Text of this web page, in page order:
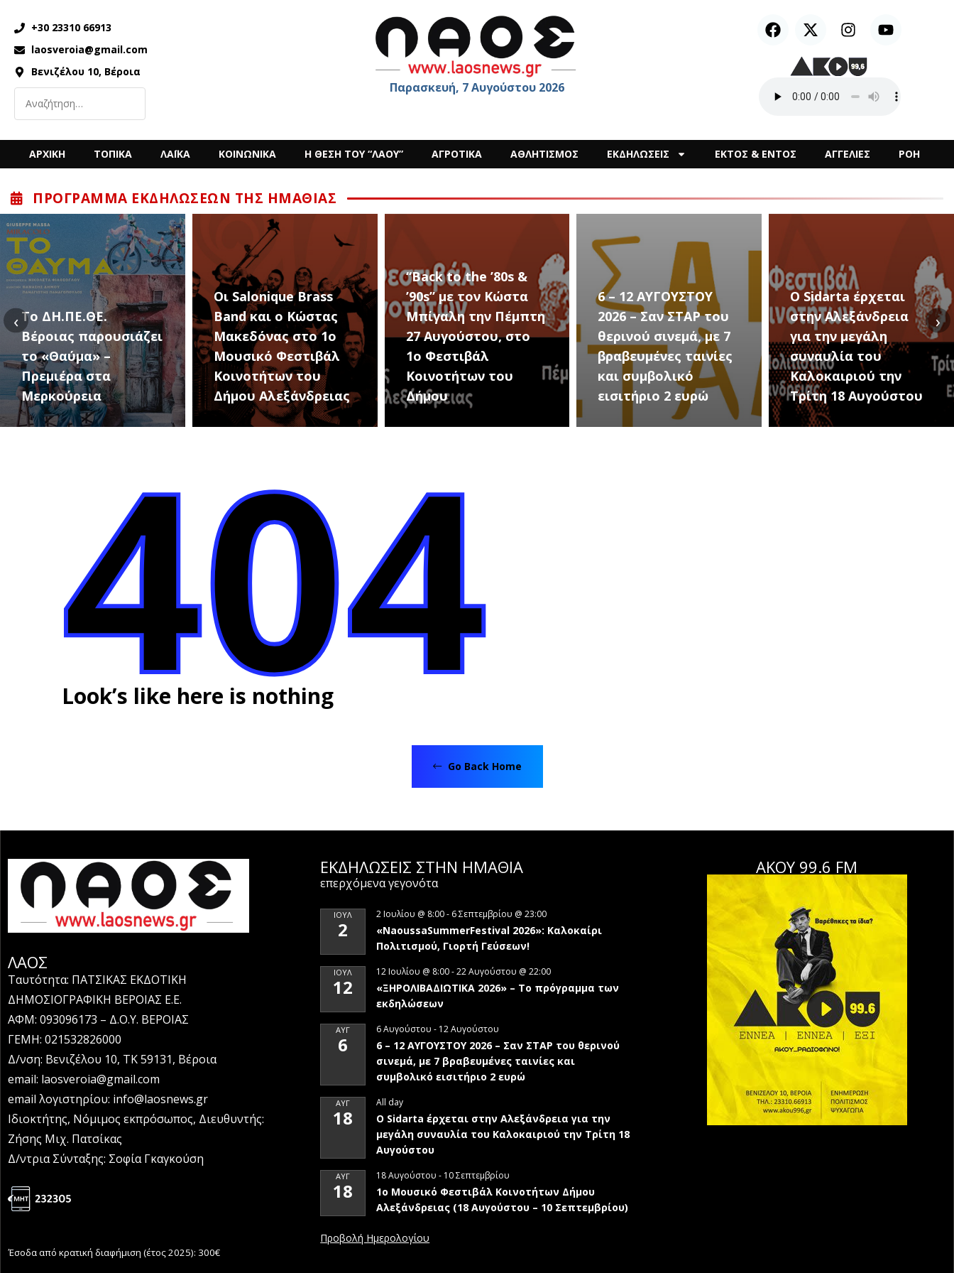
+30 23310 66913
laosveroia@gmail.com
Βενιζέλου 10, Βέροια
Παρασκευή, 7 Αυγούστου 2026
ΑΡΧΙΚΗ ΤΟΠΙΚΑ ΛΑΪΚΑ ΚΟΙΝΩΝΙΚΑ Η ΘΕΣΗ ΤΟΥ “ΛΑΟΥ” ΑΓΡΟΤΙΚΑ ΑΘΛΗΤΙΣΜΟΣ ΕΚΔΗΛΩΣΕΙΣ ΕΚΤΟΣ & ΕΝΤΟΣ ΑΓΓΕΛΙΕΣ ΡΟΗ
ΠΡΌΓΡΑΜΜΑ ΕΚΔΗΛΏΣΕΩΝ ΤΗΣ ΗΜΑΘΊΑΣ
To ΔΗ.ΠΕ.ΘΕ.
Βέροιας παρουσιάζει
το «Θαύμα» –
Πρεμιέρα στα
Μερκούρεια
Οι Salonique Brass
Band και ο Κώστας
Μακεδόνας στο 1ο
Μουσικό Φεστιβάλ
Κοινοτήτων του
Δήμου Αλεξάνδρειας
“Back to the ’80s &
’90s” με τον Κώστα
Μπίγαλη την Πέμπτη
27 Αυγούστου, στο
1ο Φεστιβάλ
Κοινοτήτων του
Δήμου
6 – 12 ΑΥΓΟΥΣΤΟΥ
2026 – Σαν ΣΤΑΡ του
θερινού σινεμά, με 7
βραβευμένες ταινίες
και συμβολικό
εισιτήριο 2 ευρώ
Ο Sidarta έρχεται
στην Αλεξάνδρεια
για την μεγάλη
συναυλία του
Καλοκαιριού την
Τρίτη 18 Αυγούστου
‹ ›
404
Look’s like here is nothing
Go Back Home
ΛΑΟΣ
Ταυτότητα: ΠΑΤΣΙΚΑΣ ΕΚΔΟΤΙΚΗ
ΔΗΜΟΣΙΟΓΡΑΦΙΚΗ ΒΕΡΟΙΑΣ Ε.Ε.
ΑΦΜ: 093096173 – Δ.Ο.Υ. ΒΕΡΟΙΑΣ
ΓΕΜΗ: 021532826000
Δ/νση: Βενιζέλου 10, ΤΚ 59131, Βέροια
email: laosveroia@gmail.com
email λογιστηρίου: info@laosnews.gr
Ιδιοκτήτης, Νόμιμος εκπρόσωπος, Διευθυντής:
Ζήσης Μιχ. Πατσίκας
Δ/ντρια Σύνταξης: Σοφία Γκαγκούση
Έσοδα από κρατική διαφήμιση (έτος 2025): 300€
ΕΚΔΗΛΩΣΕΙΣ ΣΤΗΝ ΗΜΑΘΊΑ
επερχόμενα γεγονότα
ΙΟΎΛ
2
2 Ιουλίου @ 8:00- 6 Σεπτεμβρίου @ 23:00
«NaoussaSummerFestival 2026»: Καλοκαίρι
Πολιτισμού, Γιορτή Γεύσεων!
ΙΟΎΛ
12
12 Ιουλίου @ 8:00-22 Αυγούστου @ 22:00
«ΞΗΡΟΛΙΒΑΔΙΩΤΙΚΑ 2026» – To πρόγραμμα των
εκδηλώσεων
ΑΥΓ
6
6 Αυγούστου - 12 Αυγούστου
6 – 12 ΑΥΓΟΥΣΤΟΥ 2026 – Σαν ΣΤΑΡ του θερινού
σινεμά, με 7 βραβευμένες ταινίες και
συμβολικό εισιτήριο 2 ευρώ
ΑΥΓ
18
All day
Ο Sidarta έρχεται στην Αλεξάνδρεια για την
μεγάλη συναυλία του Καλοκαιριού την Τρίτη 18
Αυγούστου
ΑΥΓ
18
18 Αυγούστου - 10 Σεπτεμβρίου
1ο Μουσικό Φεστιβάλ Κοινοτήτων Δήμου
Αλεξάνδρειας (18 Αυγούστου – 10 Σεπτεμβρίου)
ΑΚΟΥ 99.6 FM